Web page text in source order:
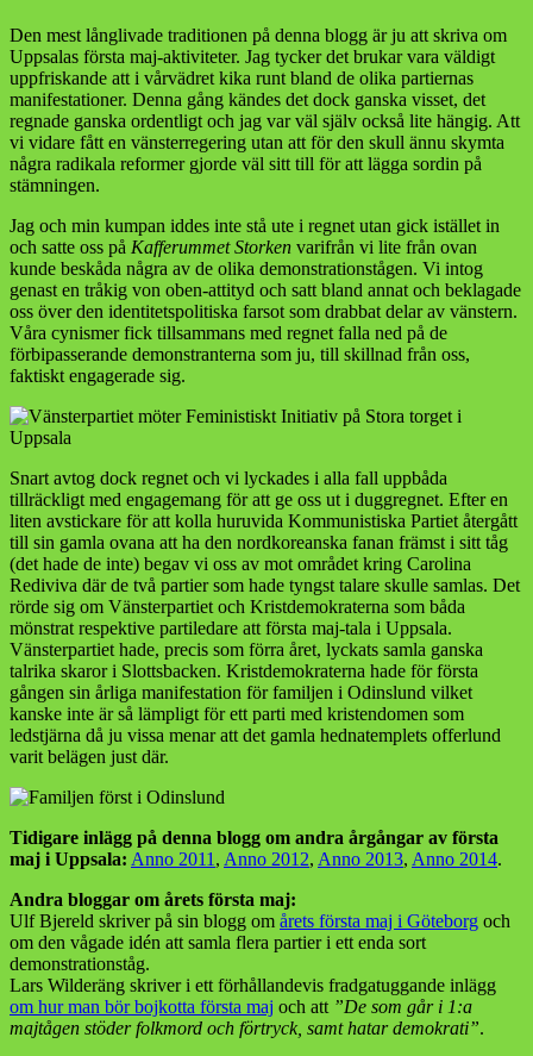
i
bilder
Den mest långlivade traditionen på denna blogg är ju att skriva om
Uppsalas första maj-aktiviteter. Jag tycker det brukar vara väldigt
uppfriskande att i vårvädret kika runt bland de olika partiernas
manifestationer. Denna gång kändes det dock ganska visset, det
regnade ganska ordentligt och jag var väl själv också lite hängig. Att
vi vidare fått en vänsterregering utan att för den skull ännu skymta
några radikala reformer gjorde väl sitt till för att lägga sordin på
stämningen.
Jag och min kumpan iddes inte stå ute i regnet utan gick istället in
och satte oss på Kafferummet Storken varifrån vi lite från ovan
kunde beskåda några av de olika demonstrationstågen. Vi intog
genast en tråkig von oben-attityd och satt bland annat och beklagade
oss över den identitetspolitiska farsot som drabbat delar av vänstern.
Våra cynismer fick tillsammans med regnet falla ned på de
förbipasserande demonstranterna som ju, till skillnad från oss,
faktiskt engagerade sig.
Snart avtog dock regnet och vi lyckades i alla fall uppbåda
tillräckligt med engagemang för att ge oss ut i duggregnet. Efter en
liten avstickare för att kolla huruvida Kommunistiska Partiet återgått
till sin gamla ovana att ha den nordkoreanska fanan främst i sitt tåg
(det hade de inte) begav vi oss av mot området kring Carolina
Rediviva där de två partier som hade tyngst talare skulle samlas. Det
rörde sig om Vänsterpartiet och Kristdemokraterna som båda
mönstrat respektive partiledare att första maj-tala i Uppsala.
Vänsterpartiet hade, precis som förra året, lyckats samla ganska
talrika skaror i Slottsbacken. Kristdemokraterna hade för första
gången sin årliga manifestation för familjen i Odinslund vilket
kanske inte är så lämpligt för ett parti med kristendomen som
ledstjärna då ju vissa menar att det gamla hednatemplets offerlund
varit belägen just där.
Tidigare inlägg på denna blogg om andra årgångar av första
maj i Uppsala: Anno 2011 , Anno 2012, Anno 2013, Anno 2014.
Andra bloggar om årets första maj:
Ulf Bjereld skriver på sin blogg om årets första maj i Göteborg och
om den vågade idén att samla flera partier i ett enda sort
demonstrationståg.
Lars Wilderäng skriver i ett förhållandevis fradgatuggande inlägg
om hur man bör bojkotta första maj och att ”De som går i 1:a
majtågen stöder folkmord och förtryck, samt hatar demokrati”.